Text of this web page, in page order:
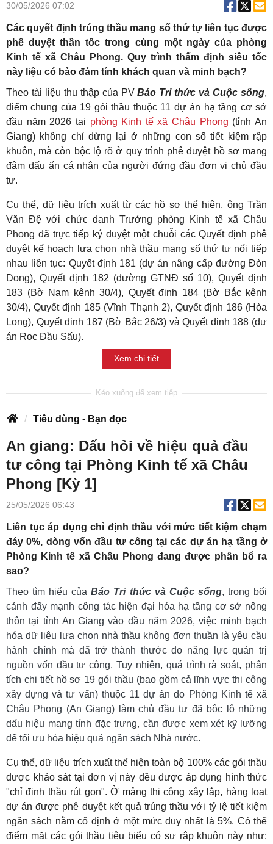
30/05/2026 07:02
Các quyết định trúng thầu mang số thứ tự liên tục được
phê duyệt thần tốc trong cùng một ngày của phòng
Kinh tế xã Châu Phong. Quy trình thẩm định siêu tốc
này liệu có bảo đảm tính khách quan và minh bạch?
Theo tài liệu thu thập của PVBáo Tri thức và Cuộc sống,
điểm chung của 19 gói thầu thuộc 11 dự án hạ tầng cơ sở
đầu năm 2026 tại phòng Kinh tế xã Châu Phong (tỉnh An
Giang) không chỉ dừng lại ở những con số tiết kiệm rập
khuôn, mà còn bộc lộ rõ ở quy trình phê duyệt hồ sơ mang
đậm dấu ấn cá nhân của người đứng đầu đơn vị chủ đầu
tư.
Cụ thể, dữ liệu trích xuất từ các hồ sơ thể hiện, ông Trần
Văn Đệ với chức danh Trưởng phòng Kinh tế xã Châu
Phong đã trực tiếp ký duyệt một chuỗi các Quyết định phê
duyệt kế hoạch lựa chọn nhà thầu mang số thứ tự nối tiếp
nhau liên tục: Quyết định 181 (dự án nâng cấp đường Đòn
Dong), Quyết định 182 (đường GTNĐ số 10), Quyết định
183 (Bờ Nam kênh 30/4), Quyết định 184 (Bờ Bắc kênh
30/4), Quyết định 185 (Vĩnh Thạnh 2), Quyết định 186 (Hòa
Long), Quyết định 187 (Bờ Bắc 26/3) và Quyết định 188 (dự
án Rọc Đầu Sấu).
Xem chi tiết
Tiêu dùng - Bạn đọc
An giang: Dấu hỏi về hiệu quả đầu
tư công tại Phòng Kinh tế xã Châu
Phong [Kỳ 1]
25/05/2026 06:43
Liên tục áp dụng chỉ định thầu với mức tiết kiệm chạm
đáy 0%, dòng vốn đầu tư công tại các dự án hạ tầng ở
Phòng Kinh tế xã Châu Phong đang được phân bổ ra
sao?
Theo tìm hiểu củaBáo Tri thức và Cuộc sống, trong bối
cảnh đẩy mạnh công tác hiện đại hóa hạ tầng cơ sở nông
thôn tại tỉnh An Giang vào đầu năm 2026, việc minh bạch
hóa dữ liệu lựa chọn nhà thầu không đơn thuần là yêu cầu
hành chính mà đã trở thành thước đo năng lực quản trị
nguồn vốn đầu tư công. Tuy nhiên, quá trình rà soát, phân
tích chi tiết hồ sơ 19 gói thầu (bao gồm cả lĩnh vực thi công
xây dựng và tư vấn) thuộc 11 dự án do Phòng Kinh tế xã
Châu Phong (An Giang) làm chủ đầu tư đã bộc lộ những
dấu hiệu mang tính đặc trưng, cần được xem xét kỹ lưỡng
để tối ưu hóa hiệu quả ngân sách Nhà nước.
Cụ thể, dữ liệu trích xuất thể hiện toàn bộ 100% các gói thầu
được khảo sát tại đơn vị này đều được áp dụng hình thức
"chỉ định thầu rút gọn". Ở mảng thi công xây lắp, hàng loạt
dự án được phê duyệt kết quả trúng thầu với tỷ lệ tiết kiệm
ngân sách nằm cố định ở một mức duy nhất là 5%. Có thể
điểm mặt các gói thầu tiêu biểu có sự rập khuôn này như: